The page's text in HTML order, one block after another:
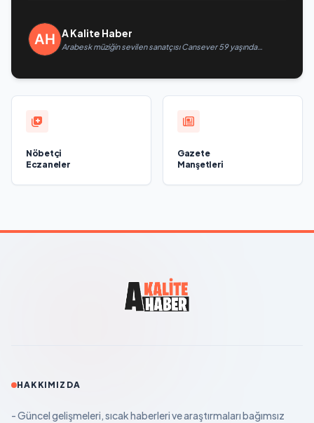
A Kalite Haber
Arabesk müziğin sevilen sanatçısı Cansever 59 yaşında
Nöbetçi
Eczaneler
Gazete
Manşetleri
HAKKIMIZDA
- Güncel gelişmeleri, sıcak haberleri ve araştırmaları bağımsız